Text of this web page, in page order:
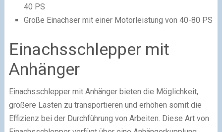
40 PS
Große Einachser mit einer Motorleistung von 40-80 PS
Einachsschlepper mit
Anhänger
Einachsschlepper mit Anhänger bieten die Möglichkeit,
größere Lasten zu transportieren und erhöhen somit die
Effizienz bei der Durchführung von Arbeiten. Diese Art von